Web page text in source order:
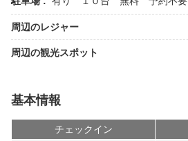
周辺のレジャー
周辺の観光スポット
基本情報
チェックイン